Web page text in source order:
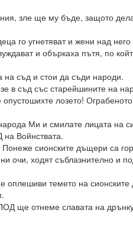
зле ще му бъде, защото
го угнетяват и жени над
и объркаха пътя, по
съд и стои да съди народи.
в съд със старейшините на
лозето!
Ми и смилате лицата на
Войнствата.
сионските дъщери са
очи, ходят съблазнително и
оплешиви темето на
ще отнеме славата на